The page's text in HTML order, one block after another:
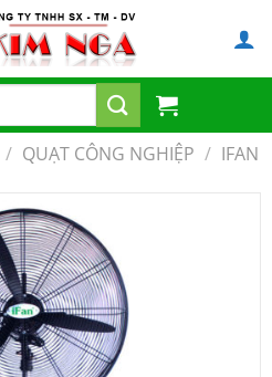
/ QUẠT CÔNG NGHIỆP / IFAN